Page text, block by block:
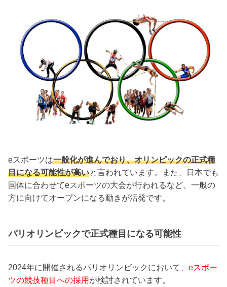
eスポーツは一般化が進んでおり、オリンピックの正式種
目になる可能性が高いと言われています。また、日本でも
国体に合わせてeスポーツの大会が行われるなど、一般の
方に向けてオープンになる動きが活発です。
パリオリンピックで正式種目になる可能性
2024年に開催されるパリオリンピックにおいて、 eスポー
ツの競技種目への採用 が検討されています。